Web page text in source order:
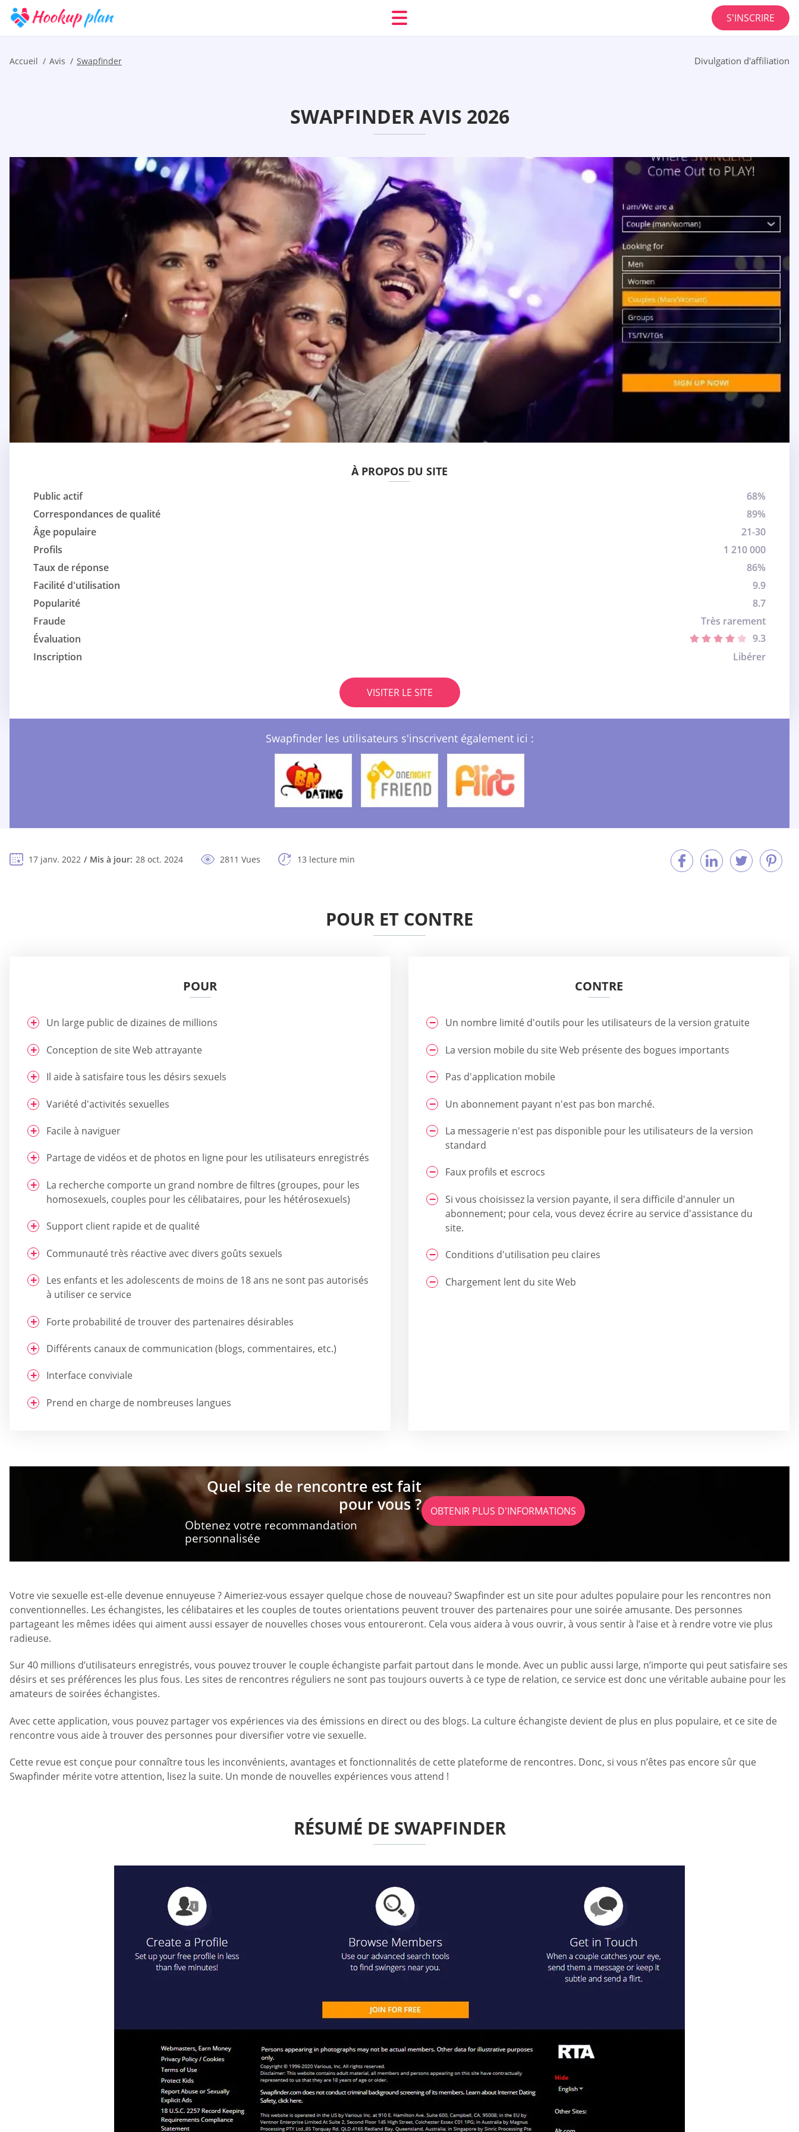
S'INSCRIRE
Accueil Avis Swapfinder Divulgation d'affiliation
SWAPFINDER AVIS 2026
À PROPOS DU SITE
Public actif
68%
Correspondances de qualité
89%
Âge populaire
21-30
Profils
1 210 000
Taux de réponse
86%
Facilité d'utilisation
9.9
Popularité
8.7
Fraude
Très rarement
Évaluation
9.3
Inscription
Libérer
VISITER LE SITE
Swapfinder les utilisateurs s'inscrivent également ici :
17 janv. 2022 Mis à jour: 28 oct. 2024 2811 Vues 13 lecture min
POUR ET CONTRE
POUR
Un large public de dizaines de millions
Conception de site Web attrayante
Il aide à satisfaire tous les désirs sexuels
Variété d'activités sexuelles
Facile à naviguer
Partage de vidéos et de photos en ligne pour les utilisateurs enregistrés
La recherche comporte un grand nombre de filtres (groupes, pour les
homosexuels, couples pour les célibataires, pour les hétérosexuels)
Support client rapide et de qualité
Communauté très réactive avec divers goûts sexuels
Les enfants et les adolescents de moins de 18 ans ne sont pas autorisés
à utiliser ce service
Forte probabilité de trouver des partenaires désirables
Différents canaux de communication (blogs, commentaires, etc.)
Interface conviviale
Prend en charge de nombreuses langues
CONTRE
Un nombre limité d'outils pour les utilisateurs de la version gratuite
La version mobile du site Web présente des bogues importants
Pas d'application mobile
Un abonnement payant n'est pas bon marché.
La messagerie n'est pas disponible pour les utilisateurs de la version
standard
Faux profils et escrocs
Si vous choisissez la version payante, il sera difficile d'annuler un
abonnement; pour cela, vous devez écrire au service d'assistance du
site.
Conditions d'utilisation peu claires
Chargement lent du site Web
Quel site de rencontre est fait
pour vous ?
Obtenez votre recommandation
personnalisée
OBTENIR PLUS D'INFORMATIONS
Votre vie sexuelle est-elle devenue ennuyeuse ? Aimeriez-vous essayer quelque chose de nouveau? Swapfinder est un site pour adultes populaire pour les rencontres non
conventionnelles. Les échangistes, les célibataires et les couples de toutes orientations peuvent trouver des partenaires pour une soirée amusante. Des personnes
partageant les mêmes idées qui aiment aussi essayer de nouvelles choses vous entoureront. Cela vous aidera à vous ouvrir, à vous sentir à l’aise et à rendre votre vie plus
radieuse.
Sur 40 millions d’utilisateurs enregistrés, vous pouvez trouver le couple échangiste parfait partout dans le monde. Avec un public aussi large, n’importe qui peut satisfaire ses
désirs et ses préférences les plus fous. Les sites de rencontres réguliers ne sont pas toujours ouverts à ce type de relation, ce service est donc une véritable aubaine pour les
amateurs de soirées échangistes.
Avec cette application, vous pouvez partager vos expériences via des émissions en direct ou des blogs. La culture échangiste devient de plus en plus populaire, et ce site de
rencontre vous aide à trouver des personnes pour diversifier votre vie sexuelle.
Cette revue est conçue pour connaître tous les inconvénients, avantages et fonctionnalités de cette plateforme de rencontres. Donc, si vous n’êtes pas encore sûr que
Swapfinder mérite votre attention, lisez la suite. Un monde de nouvelles expériences vous attend !
RÉSUMÉ DE SWAPFINDER